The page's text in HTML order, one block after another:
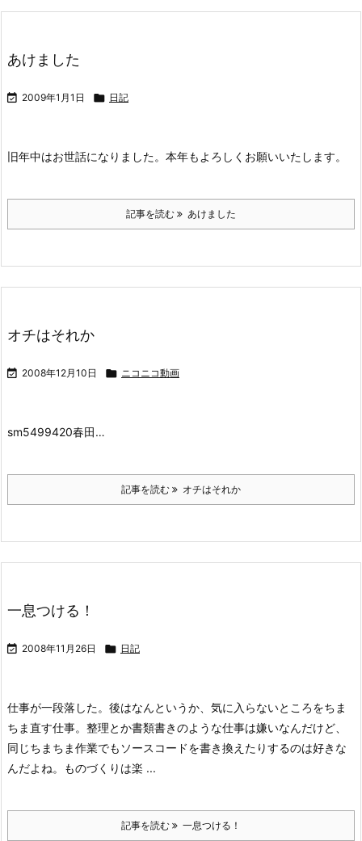
あけました
 2009年1月1日  日記
旧年中はお世話になりました。 本年もよろしくお願いいたします。
記事を読む あけました
オチはそれか
 2008年12月10日  ニコニコ動画
sm5499420春田…
記事を読む オチはそれか
一息つける！
 2008年11月26日  日記
仕事が一段落した。 後はなんというか、気に入らないところをちま
ちま直す仕事。 整理とか書類書きのような仕事は嫌いなんだけど、
同じちまちま作業でもソースコードを書き換えたりするのは好きな
んだよね。
ものづくりは楽 ...
記事を読む 一息つける！